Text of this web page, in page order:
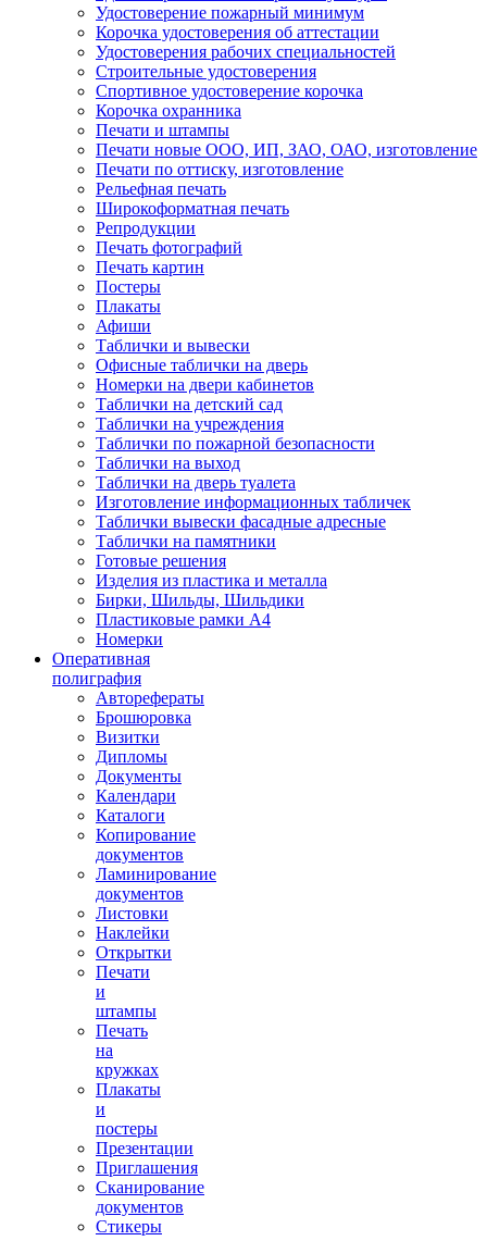
Удостоверение пожарный минимум
Корочка удостоверения об аттестации
Удостоверения рабочих специальностей
Строительные удостоверения
Спортивное удостоверение корочка
Корочка охранника
Печати и штампы
Печати новые ООО, ИП, ЗАО, ОАО, изготовление
Печати по оттиску, изготовление
Рельефная печать
Широкоформатная печать
Репродукции
Печать фотографий
Печать картин
Постеры
Плакаты
Афиши
Таблички и вывески
Офисные таблички на дверь
Номерки на двери кабинетов
Таблички на детский сад
Таблички на учреждения
Таблички по пожарной безопасности
Таблички на выход
Таблички на дверь туалета
Изготовление информационных табличек
Таблички вывески фасадные адресные
Таблички на памятники
Готовые решения
Изделия из пластика и металла
Бирки, Шильды, Шильдики
Пластиковые рамки А4
Номерки
Оперативная
полиграфия
Авторефераты
Брошюровка
Визитки
Дипломы
Документы
Календари
Каталоги
Копирование
документов
Ламинирование
документов
Листовки
Наклейки
Открытки
Печати
и
штампы
Печать
на
кружках
Плакаты
и
постеры
Презентации
Приглашения
Сканирование
документов
Стикеры